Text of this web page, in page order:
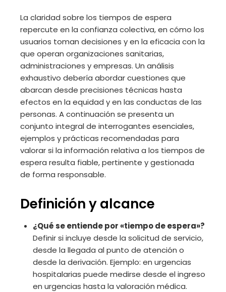
La claridad sobre los tiempos de espera
repercute en la confianza colectiva, en cómo los
usuarios toman decisiones y en la eficacia con la
que operan organizaciones sanitarias,
administraciones y empresas. Un análisis
exhaustivo debería abordar cuestiones que
abarcan desde precisiones técnicas hasta
efectos en la equidad y en las conductas de las
personas. A continuación se presenta un
conjunto integral de interrogantes esenciales,
ejemplos y prácticas recomendadas para
valorar si la información relativa a los tiempos de
espera resulta fiable, pertinente y gestionada
de forma responsable.
Definición y alcance
¿Qué se entiende por «tiempo de espera»?
Definir si incluye desde la solicitud de servicio,
desde la llegada al punto de atención o
desde la derivación. Ejemplo: en urgencias
hospitalarias puede medirse desde el ingreso
en urgencias hasta la valoración médica.